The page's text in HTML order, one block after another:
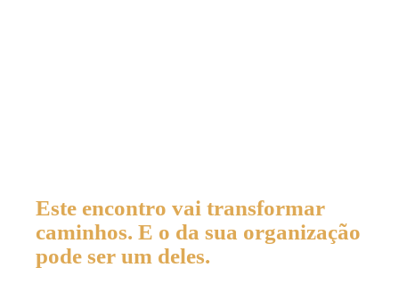
Este encontro vai transformar
caminhos. E o da sua organização
pode ser um deles.